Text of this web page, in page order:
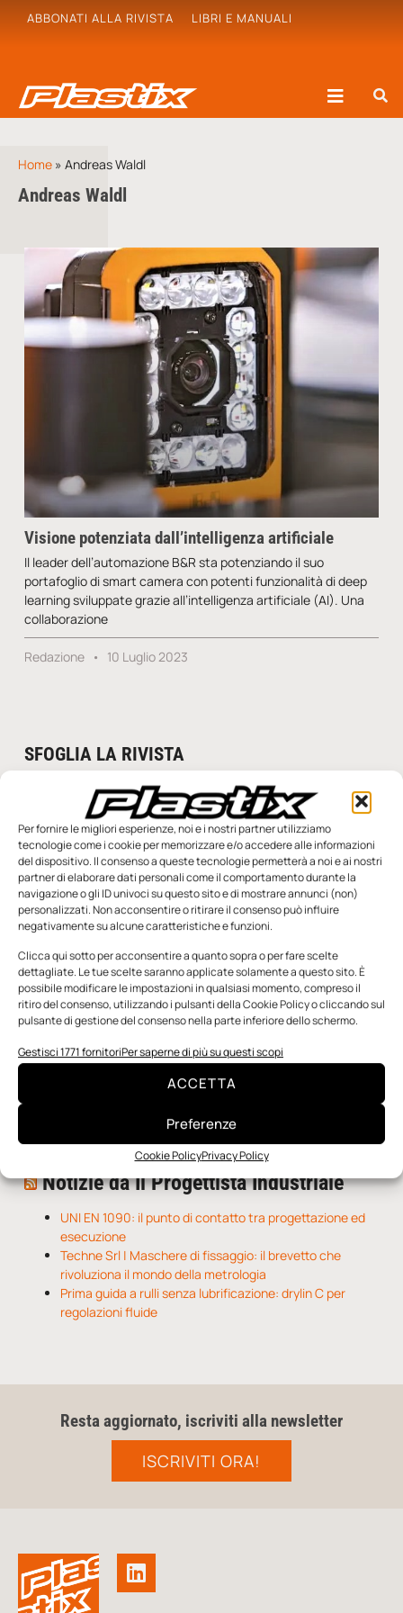
Per fornire le migliori esperienze, noi e i nostri partner utilizziamo
tecnologie come i cookie per memorizzare e/o accedere alle informazioni
del dispositivo. Il consenso a queste tecnologie permetterà a noi e ai nostri
partner di elaborare dati personali come il comportamento durante la
navigazione o gli ID univoci su questo sito e di mostrare annunci (non)
personalizzati. Non acconsentire o ritirare il consenso può influire
negativamente su alcune caratteristiche e funzioni.
Clicca qui sotto per acconsentire a quanto sopra o per fare scelte
dettagliate. Le tue scelte saranno applicate solamente a questo sito. È
possibile modificare le impostazioni in qualsiasi momento, compreso il
ritiro del consenso, utilizzando i pulsanti della Cookie Policy o cliccando sul
pulsante di gestione del consenso nella parte inferiore dello schermo.
Gestisci 1771 fornitoriPer saperne di più su questi scopi
ACCETTA
Preferenze
Cookie PolicyPrivacy Policy
ABBONATI ALLA RIVISTA LIBRI E MANUALI
Home » Andreas Waldl
Andreas Waldl
Visione potenziata dall’intelligenza artificiale
Il leader dell’automazione B&R sta potenziando il suo
portafoglio di smart camera con potenti funzionalità di deep
learning sviluppate grazie all’intelligenza artificiale (AI). Una
collaborazione
Redazione 10 Luglio 2023
SFOGLIA LA RIVISTA
n.5 - Giugno 2026 n.4 - Maggio 2026
Edicola Web
Notizie da Meccanicanews
I nanonastri di grafene come potenziali sensori per i
Una nuova mano robotica passa da una pinza all’altra
O-Ring, tecnica e applicazioni
Notizie da Il Progettista Industriale
UNI EN 1090: il punto di contatto tra progettazione ed
esecuzione
Techne Srl | Maschere di fissaggio: il brevetto che
rivoluziona il mondo della metrologia
Prima guida a rulli senza lubrificazione: drylin C per
regolazioni fluide
Resta aggiornato, iscriviti alla newsletter
ISCRIVITI ORA!